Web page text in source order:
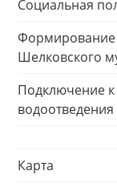
Социальная
Формирование
Шелковского
Подключение
водоотведения
Карта